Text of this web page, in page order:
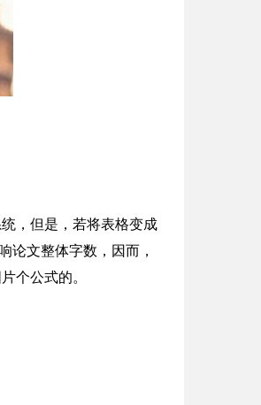
，但是，若将表格变成
论文整体字数，因而，
个公式的。